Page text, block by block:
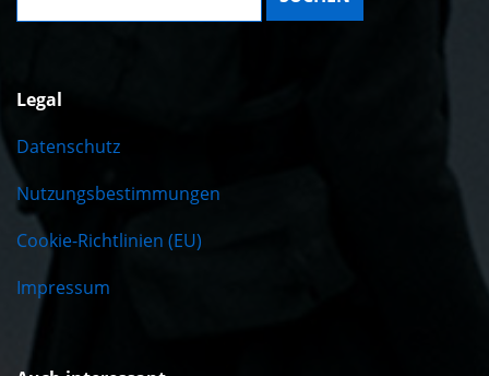
Legal
Datenschutz
Nutzungsbestimmungen
Cookie-Richtlinien (EU)
Impressum